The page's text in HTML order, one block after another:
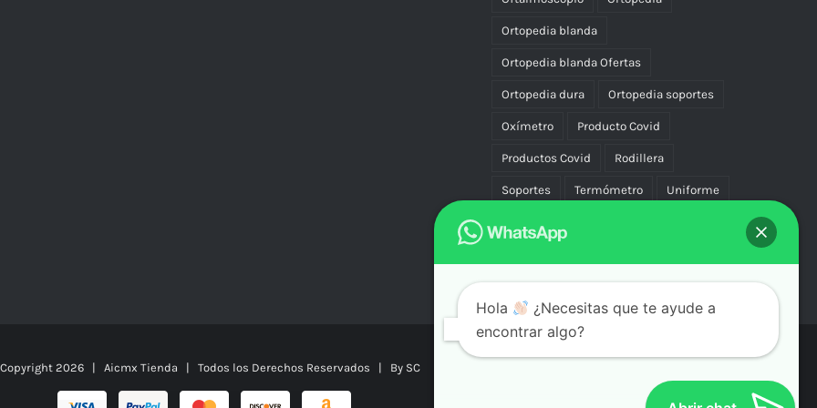
Ortopedia blanda
Ortopedia blanda Ofertas
Ortopedia dura Ortopedia soportes
Oxímetro Producto Covid
Productos Covid Rodillera
Soportes Termómetro Uniforme
2026 | Aicmx Tienda | Todos los Derechos Reservados | By SC
Hola
¿Necesitas que te ayude a
encontrar algo?